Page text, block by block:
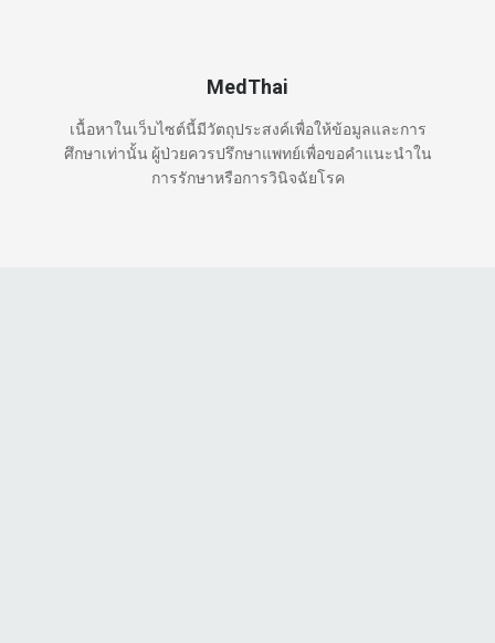
MedThai
เนื้อหาในเว็บไซต์นี้มีวัตถุประสงค์เพื่อให้ข้อมูลและการ
ศึกษาเท่านั้น ผู้ป่วยควรปรึกษาแพทย์เพื่อขอคำแนะนำใน
การรักษาหรือการวินิจฉัยโรค